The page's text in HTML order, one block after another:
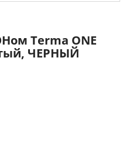
Terma ONE
ЧЕРНЫЙ